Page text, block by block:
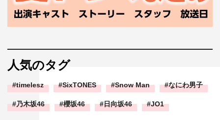
人気のタグ
timelesz SixTONES Snow Man なにわ男子
乃木坂46 櫻坂46 日向坂46 JO1